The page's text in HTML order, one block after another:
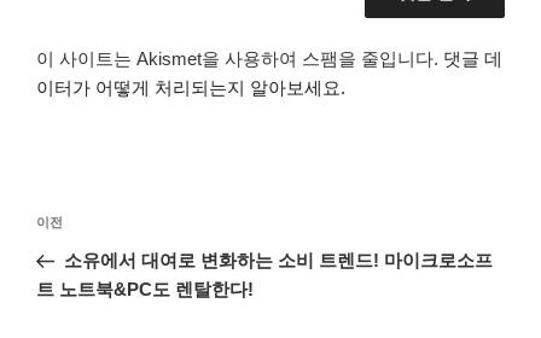
이 사이트는 Akismet을 사용하여 스팸을 줄입니다. 댓글 데
이터가 어떻게 처리되는지 알아보세요.
색
이
전
글
이전
소유에서 대여로 변화하는 소비 트렌드! 마이크로소프
트 노트북&PC도 렌탈한다!